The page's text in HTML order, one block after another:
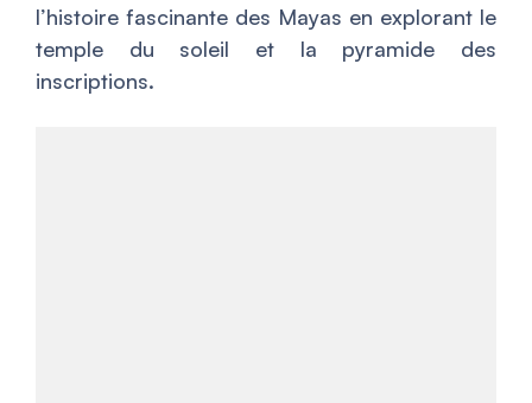
l’histoire fascinante des Mayas en explorant le
temple du soleil et la pyramide des
inscriptions.